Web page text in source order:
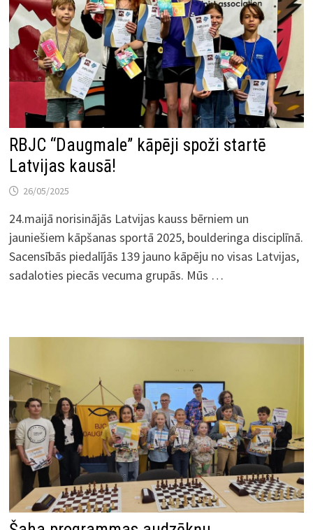
RBJC “Daugmale” kāpēji spoži startē
Latvijas kausā!
26/05/2025
24.maijā norisinājās Latvijas kauss bērniem un
jauniešiem kāpšanas sportā 2025, boulderinga disciplīnā.
Sacensībās piedalījās 139 jauno kāpēju no visas Latvijas,
sadaloties piecās vecuma grupās. Mūs …